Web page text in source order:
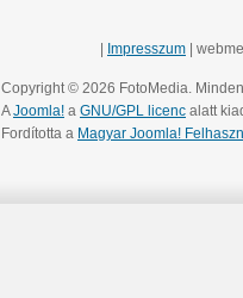
Impresszum |
Copyright © 2026 FotoMedia.
AJoomla! a GNU/GPL licenc alatt
Fordította a Magyar Joomla!